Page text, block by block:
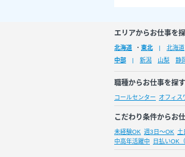
エリアからお仕事を
北海道 ・ 東北 北海道
中部
新潟 山梨 静
職種からお仕事を探す
コールセンター オフィス
こだわり条件からお
未経験OK 週3日～OK 土
中高年活躍中
日払いOK